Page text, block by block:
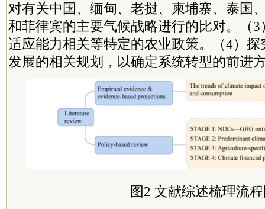
对有关中国、缅甸、老挝、柬埔寨、泰国
和菲律宾的主要气候战略进行的比对。（
适应能力相关等特定的农业政策。（4）
发展的相关规划，以确定系统转型的前进
图2 文献综述梳理流